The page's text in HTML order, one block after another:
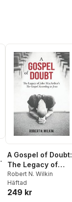
A Gospel of Doubt:
The Legacy of
John MacArthur's
The Gospel
According to
Robert N. Wilkin
Häftad
249 kr